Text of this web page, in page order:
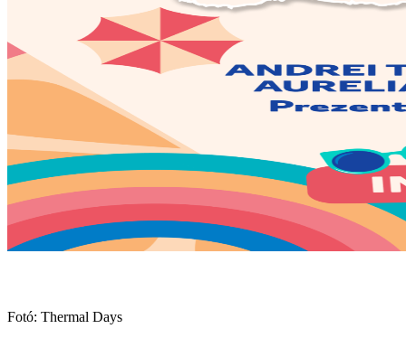
Fotó: Thermal Days